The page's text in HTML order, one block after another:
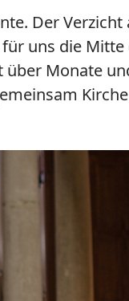
Der
uns die
Monate